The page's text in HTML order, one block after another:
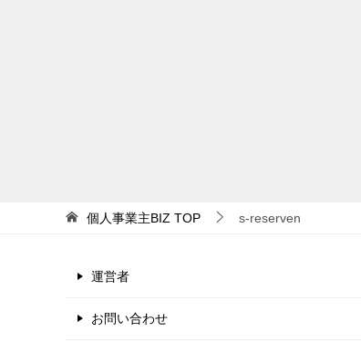
個人事業主BIZ TOP s-reserven
運営者
お問い合わせ